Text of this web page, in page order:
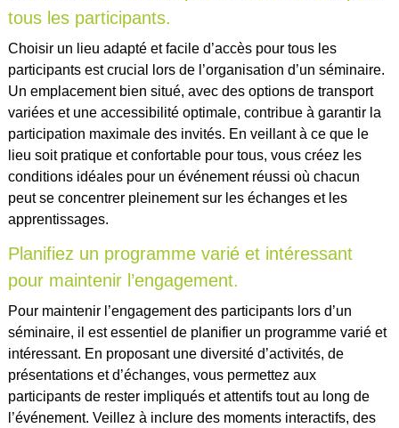
tous les participants.
Choisir un lieu adapté et facile d’accès pour tous les
participants est crucial lors de l’organisation d’un séminaire.
Un emplacement bien situé, avec des options de transport
variées et une accessibilité optimale, contribue à garantir la
participation maximale des invités. En veillant à ce que le
lieu soit pratique et confortable pour tous, vous créez les
conditions idéales pour un événement réussi où chacun
peut se concentrer pleinement sur les échanges et les
apprentissages.
Planifiez un programme varié et intéressant
pour maintenir l’engagement.
Pour maintenir l’engagement des participants lors d’un
séminaire, il est essentiel de planifier un programme varié et
intéressant. En proposant une diversité d’activités, de
présentations et d’échanges, vous permettez aux
participants de rester impliqués et attentifs tout au long de
l’événement. Veillez à inclure des moments interactifs, des